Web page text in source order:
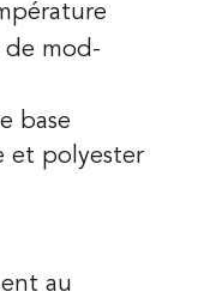
de mod-
base
et polyester
au